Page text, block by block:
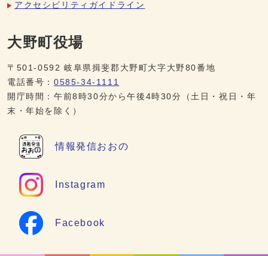
アクセシビリティガイドライン
大野町役場
〒501-0592 岐阜県揖斐郡大野町大字大野80番地
電話番号： 0585-34-1111
開庁時間：午前8時30分から午後4時30分（土日・祝日・年
末・年始を除く）
情報発信おおの
Instagram
Facebook